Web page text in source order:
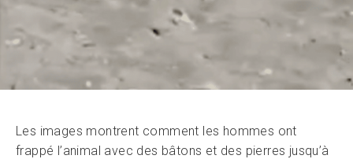
Les images montrent comment les hommes ont
frappé l’animal avec des bâtons et des pierres jusqu’à